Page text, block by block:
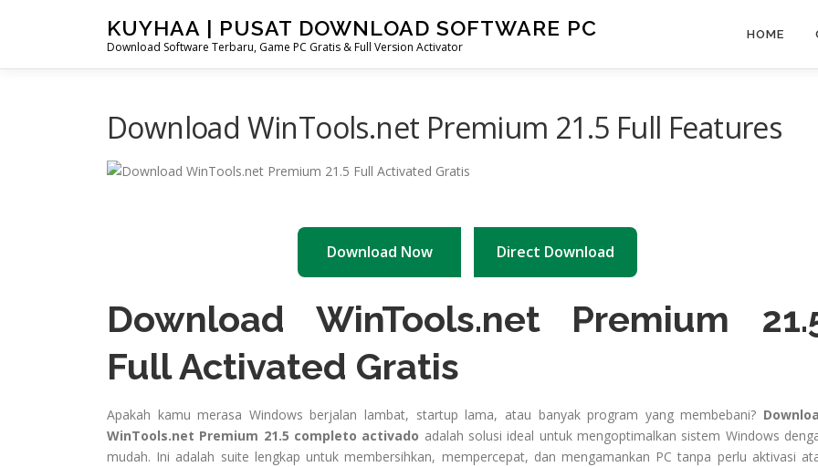
KUYHAA | PUSAT DOWNLOAD SOFTWARE PC
Download Software Terbaru, Game PC Gratis & Full Version Activator
HOME
Download WinTools.net Premium 21.5 Full Features
Download Now Direct Download
Download WinTools.net Premium
Full Activated Gratis
Apakah kamu merasa Windows berjalan lambat, startup lama, atau banyak program yang membebani?
WinTools.net Premium 21.5 completo activado adalah solusi ideal untuk mengoptimalkan sistem Windows
mudah. Ini adalah suite lengkap untuk membersihkan, mempercepat, dan mengamankan PC tanpa perlu aktivasi